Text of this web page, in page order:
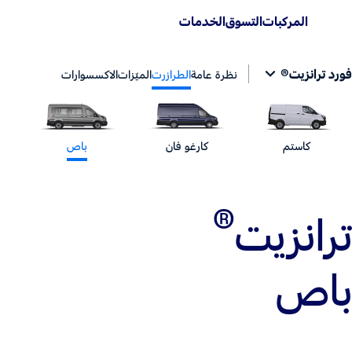
المركباتالتسوقالخدمات
فورد ترانزيت® نظرة عامةالطرازرتالميّزاتالاكسسوارات
كاستم كارغو فان باص
ترانزيت®
باص